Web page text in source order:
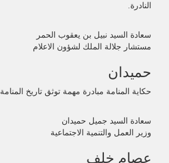
النادرة.
سعادة السيد نبيل بن يعقوب الحمر
مستشار جلالة الملك لشؤون الاعلام
حميدان
حكاية المنامة مبادرة مهمة توثق تاريخ المنامة
سعادة السيد جميل حميدان
وزير العمل والتنمية الاجتماعية
عصام خلف